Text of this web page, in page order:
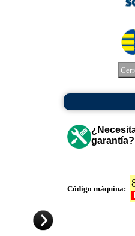
garantía?
Código máquina: